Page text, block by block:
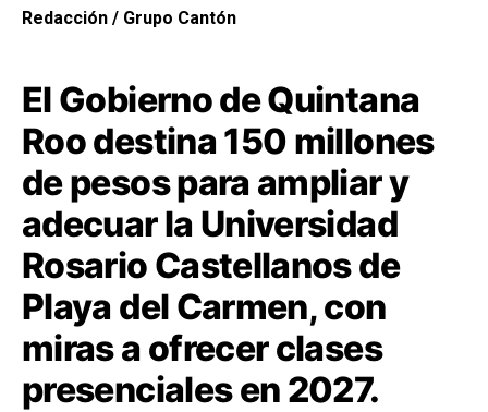
Redacción / Grupo Cantón
El Gobierno de Quintana
Roo destina 150 millones
de pesos para ampliar y
adecuar la Universidad
Rosario Castellanos de
Playa del Carmen, con
miras a ofrecer clases
presenciales en 2027.